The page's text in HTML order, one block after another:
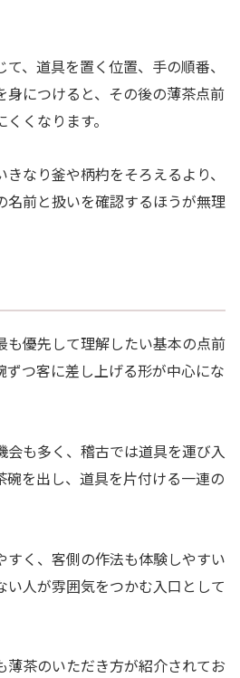
、道具を置く位置、手の順番、
身につけると、その後の薄茶点前
くなります。
なり釜や柄杓をそろえるより、
名前と扱いを確認するほうが無理
も優先して理解したい基本の点前
ずつ客に差し上げる形が中心にな
会も多く、稽古では道具を運び入
碗を出し、道具を片付ける一連の
すく、客側の作法も体験しやすい
い人が雰囲気をつかむ入口として
薄茶のいただき方が紹介されてお